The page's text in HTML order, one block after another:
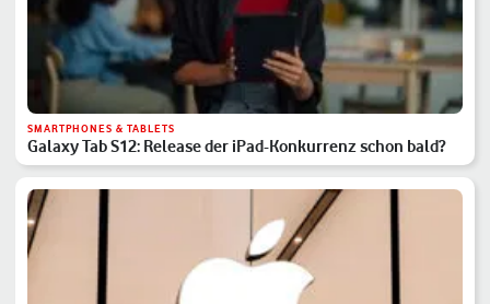
SMARTPHONES & TABLETS
Galaxy Tab S12: Release der iPad-Konkurrenz schon bald?